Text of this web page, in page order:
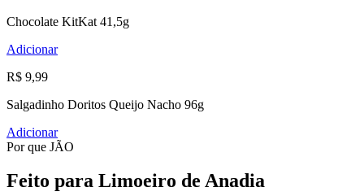
Chocolate KitKat 41,5g
Adicionar
R$ 9,99
Salgadinho Doritos Queijo Nacho 96g
Adicionar
Por que JÃO
Feito para Limoeiro de Anadia